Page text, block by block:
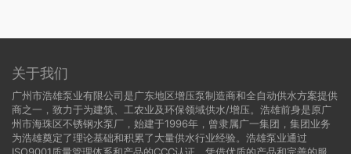
关于我们
广州市浩雄泵业有限公司是广东地区增压泵制造商和全自动供水方案提供
商之一，致力于为建筑、工农业及环保领域供水/增压。浩雄前身是原广
州市海珠区不锈钢水泵厂，始建于1996年，曾隶属广一集团，集团业务
为浩雄奠定了理论基础和积累了大量供水行业经验。浩雄泵业通过